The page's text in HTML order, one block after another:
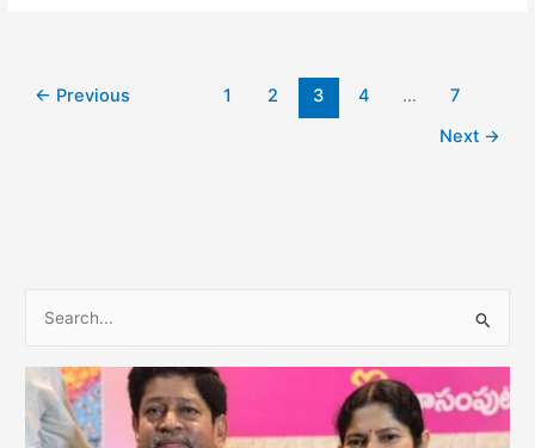
స్వేచ్ఛ
← Previous 1 2 3 4 …
7
Next →
a